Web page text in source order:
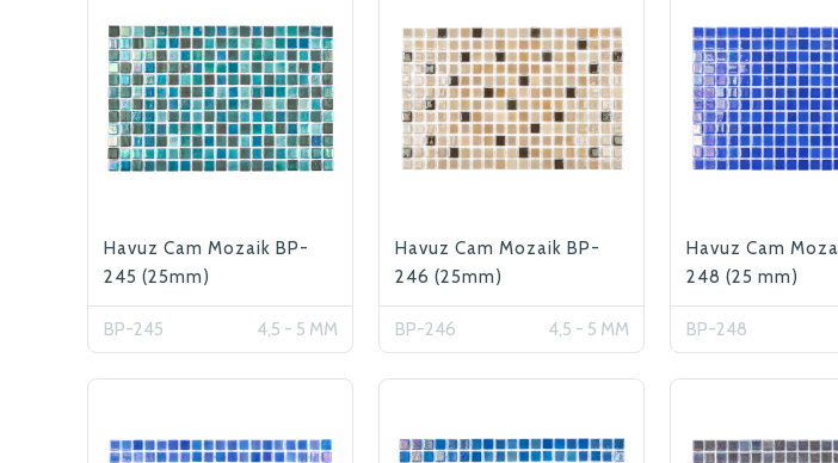
Havuz Cam Mozaik BP-
245 (25mm)
BP-245 4,5 - 5 MM
Havuz Cam Mozaik BP-
246 (25mm)
BP-246 4,5 - 5 MM
Havuz Cam
248 (25 mm)
BP-248